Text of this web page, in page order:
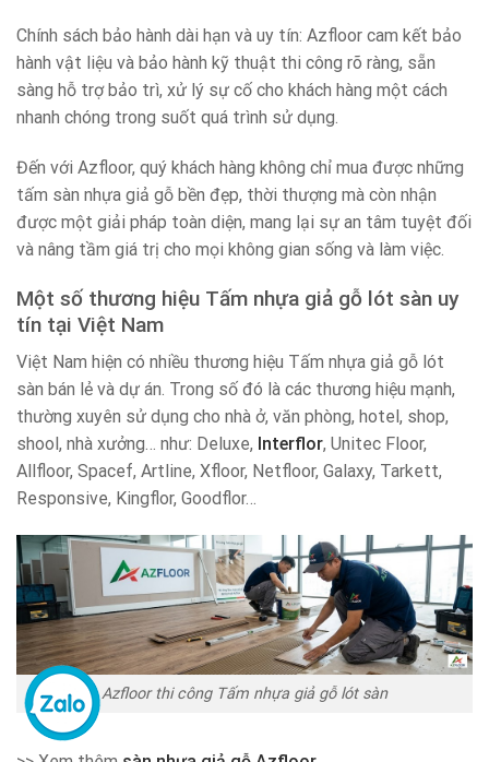
Chính sách bảo hành dài hạn và uy tín: Azfloor cam kết bảo
hành vật liệu và bảo hành kỹ thuật thi công rõ ràng, sẵn
sàng hỗ trợ bảo trì, xử lý sự cố cho khách hàng một cách
nhanh chóng trong suốt quá trình sử dụng.
Đến với Azfloor, quý khách hàng không chỉ mua được những
tấm sàn nhựa giả gỗ bền đẹp, thời thượng mà còn nhận
được một giải pháp toàn diện, mang lại sự an tâm tuyệt đối
và nâng tầm giá trị cho mọi không gian sống và làm việc.
Một số thương hiệu Tấm nhựa giả gỗ lót sàn uy
tín tại Việt Nam
Việt Nam hiện có nhiều thương hiệu Tấm nhựa giả gỗ lót
sàn bán lẻ và dự án. Trong số đó là các thương hiệu mạnh,
thường xuyên sử dụng cho nhà ở, văn phòng, hotel, shop,
shool, nhà xưởng… như: Deluxe, Interflor, Unitec Floor,
Allfloor, Spacef, Artline, Xfloor, Netfloor, Galaxy, Tarkett,
Responsive, Kingflor, Goodflor…
Azfloor thi công Tấm nhựa giả gỗ lót sàn